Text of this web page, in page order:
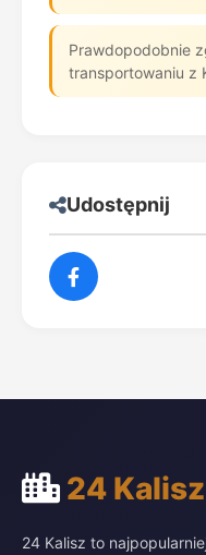
Prawdopodobnie
transportowaniu z
Udostępnij
24 Kalisz
24 Kalisz to